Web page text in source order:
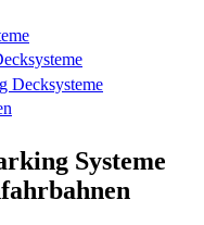
Decksysteme
Systeme